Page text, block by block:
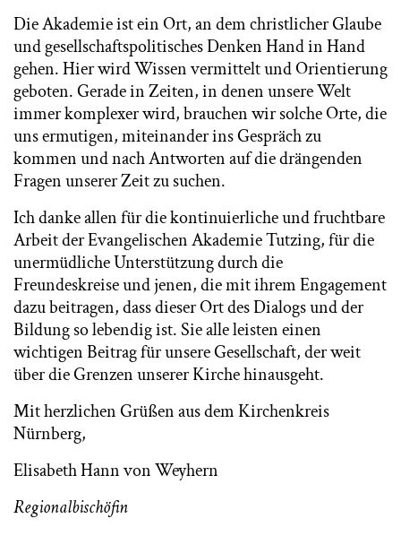
Die Akademie ist ein Ort, an dem christlicher Glaube
und gesellschaftspolitisches Denken Hand in Hand
gehen. Hier wird Wissen vermittelt und Orientierung
geboten. Gerade in Zeiten, in denen unsere Welt
immer komplexer wird, brauchen wir solche Orte, die
uns ermutigen, miteinander ins Gespräch zu
kommen und nach Antworten auf die drängenden
Fragen unserer Zeit zu suchen.
Ich danke allen für die kontinuierliche und fruchtbare
Arbeit der Evangelischen Akademie Tutzing, für die
unermüdliche Unterstützung durch die
Freundeskreise und jenen, die mit ihrem Engagement
dazu beitragen, dass dieser Ort des Dialogs und der
Bildung so lebendig ist. Sie alle leisten einen
wichtigen Beitrag für unsere Gesellschaft, der weit
über die Grenzen unserer Kirche hinausgeht.
Mit herzlichen Grüßen aus dem Kirchenkreis
Nürnberg,
Elisabeth Hann von Weyhern
Regionalbischöfin